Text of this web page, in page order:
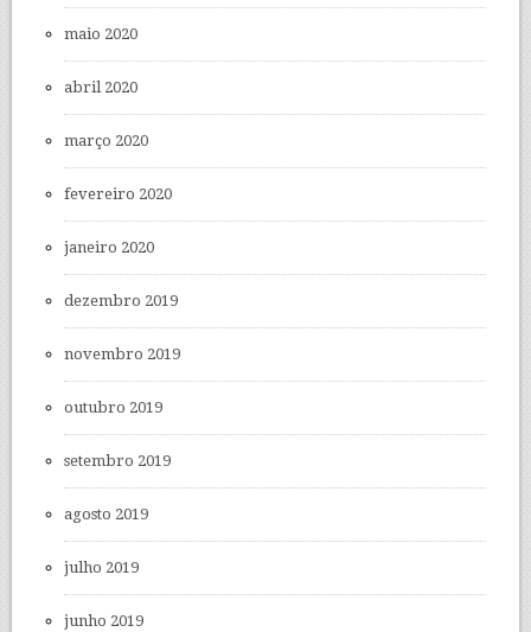
maio 2020
abril 2020
março 2020
fevereiro 2020
janeiro 2020
dezembro 2019
novembro 2019
outubro 2019
setembro 2019
agosto 2019
julho 2019
junho 2019